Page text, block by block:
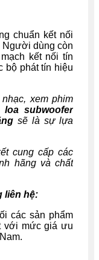
chuẩn kết nối
Người dùng còn
kết nối tín
bộ phát tín hiệu
xem phim
loa subwoofer
sẽ là sự lựa
cung cấp các
hãng và chất
liên hệ:
các sản phẩm
với mức giá ưu